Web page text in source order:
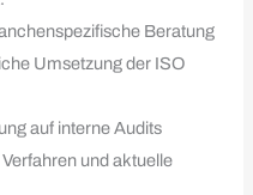
Beratung
Umsetzung der ISO
auf interne Audits
und aktuelle